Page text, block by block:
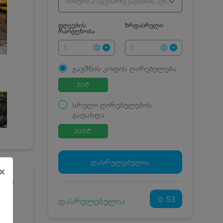
×
დღეების
რაოდენობა
ზრდასრული
ჯავშნის კოდის ღირებულება
20₾
სრული ღირებულების
გადახდა
300₾
ჯავშნის კოდი
20 ₾
დამატებითი საწოლი
კვება
0 ₾
280 ₾
დასრულებულია
დასრულებულია 53